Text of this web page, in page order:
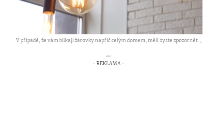
V případě, že vám blikají žárovky napříč celým domem, měli byste zpozornět. ,
...